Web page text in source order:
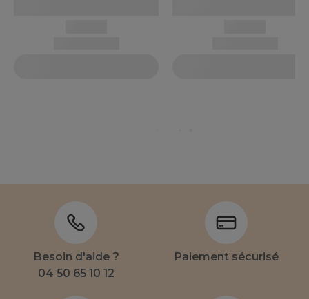
Besoin d'aide ?
04 50 65 10 12
Paiement sécurisé